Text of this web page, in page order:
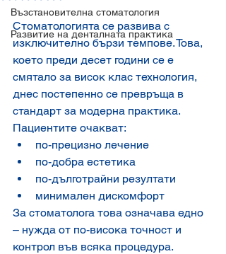
Възстановителна стоматология
Развитие на денталната практика
Стоматологията се развива с
изключително бързи темпове. Това,
което преди десет години се е
смятало за висок клас технология,
днес постепенно се превръща в
стандарт за модерна практика.
Пациентите очакват:
по-прецизно лечение
по-добра естетика
по-дълготрайни резултати
минимален дискомфорт
За стоматолога това означава едно
– нужда от по-висока точност и
контрол във всяка процедура.